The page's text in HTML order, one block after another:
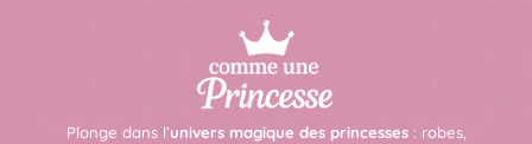
Plonge dans l’univers magique des princesses: robes,